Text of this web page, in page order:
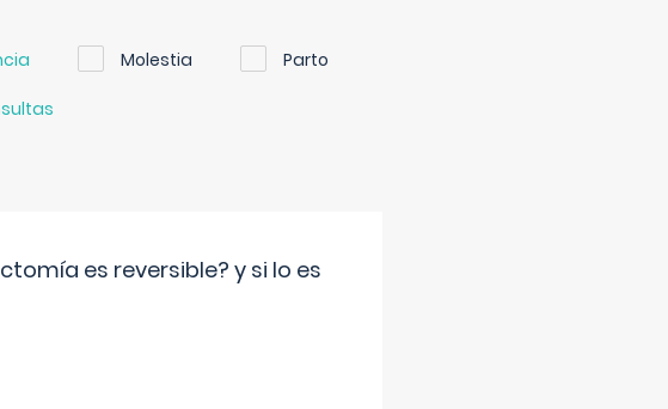
Molestia Parto
es reversible? y si lo es